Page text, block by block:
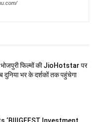
फिल्मों की JioHotstar पर
दुनिया भर के दर्शकों तक पहुंचेगा
‘BIIIGFEST Investment